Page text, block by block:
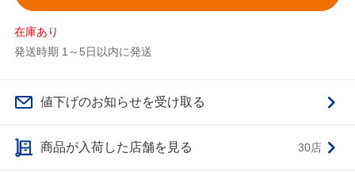
在庫あり
発送時期 1～5日以内に発送
値下げのお知らせを受け取る
商品が入荷した店舗を見る 30店